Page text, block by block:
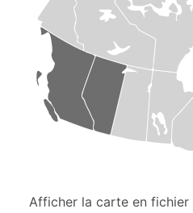
Afficher la carte en fichier